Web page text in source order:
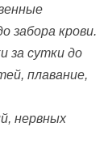
забора крови.
за сутки до
плавание,
нервных